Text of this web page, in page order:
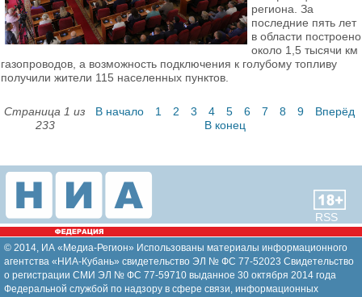
региона. За
последние пять лет
в области построено
около 1,5 тысячи км
газопроводов, а возможность подключения к голубому топливу
получили жители 115 населенных пунктов.
Страница 1 из
233
В начало 1 2 3 4 5 6 7 8 9
Вперёд
В конец
RSS
© 2014, ИА «Медиа-Регион» Использованы материалы информационного
агентства «НИА-Кубань» свидетельство ЭЛ № ФС 77-52023 Свидетельство
о регистрации СМИ ЭЛ № ФС 77-59710 выданное 30 октября 2014 года
Федеральной службой по надзору в сфере связи, информационных